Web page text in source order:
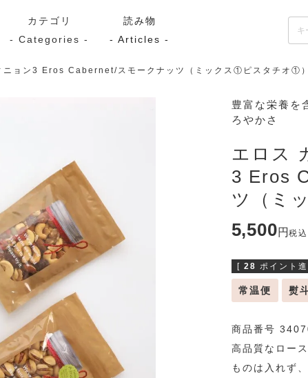
カテゴリ
- Categories -
漬け魚
Kaori
Kaoriセレクト
送料無料 サブスク（定期コース・頒布会）
読み物
- Articles -
ニョン3 Eros Cabernet/スモークナッツ（ミックス①ピスタチオ①）
豊富な栄養を
ろやかさ
エロス
3 Eros
ツ（ミ
5,500
税込
[ 28 ポイント
常温便 熨
商品番号
高品質なロー
ものは入れず